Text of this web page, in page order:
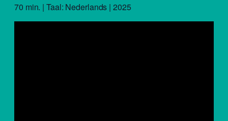
70 min. | Taal: Nederlands | 2025